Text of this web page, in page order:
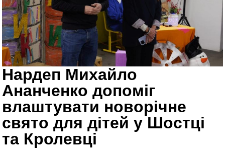
Нардеп Михайло
Ананченко допоміг
влаштувати новорічне
свято для дітей у Шостці
та Кролевці